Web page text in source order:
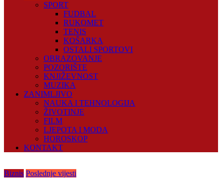
SPORT
FUDBAL
RUKOMET
TENIS
KOŠARKA
OSTALI SPORTOVI
OBRAZOVANJE
POZORIŠTE
KNJIŽEVNOST
MUZIKA
ZANIMLJIVO
NAUKA I TEHNOLOGIJA
ŽIVOTINJE
FILM
LJEPOTA I MODA
HOROSKOP
KONTAKT
Biznis Poslednje vijesti